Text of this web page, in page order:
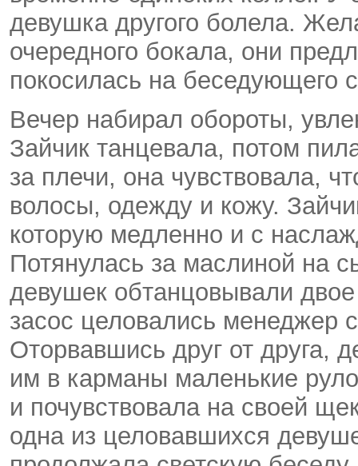
девушка другого болела.
очередного бокала, они
покосилась на беседующего
Вечер набирал обороты,
Зайчик танцевала, потом
за плечи, она чувствовала,
волосы, одежду и кожу.
которую медленно и с
Потянулась за маслиной на
девушек обтанцовывали
засос целовались менеджер
Оторвавшись друг от друга,
им в карманы маленькие
и почувствовала на своей
одна из целовавшихся